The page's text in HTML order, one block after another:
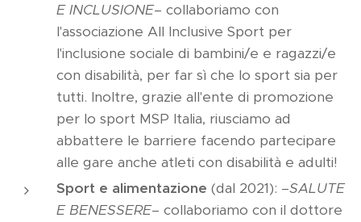
E INCLUSIONE– collaboriamo con
l'associazione All Inclusive Sport per
l'inclusione sociale di bambini/e e ragazzi/e
con disabilità, per far sì che lo sport sia per
tutti. Inoltre, grazie all'ente di promozione
per lo sport MSP Italia, riusciamo ad
abbattere le barriere facendo partecipare
alle gare anche atleti con disabilità e adulti!
Sport e alimentazione (dal 2021): –SALUTE
E BENESSERE– collaboriamo con il dottore